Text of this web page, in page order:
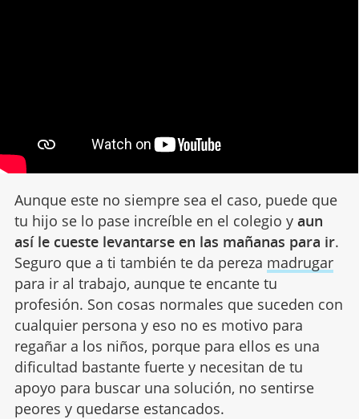
Aunque este no siempre sea el caso, puede que
tu hijo se lo pase increíble en el colegio y aun
así le cueste levantarse en las mañanas para ir.
Seguro que a ti también te da pereza madrugar
para ir al trabajo, aunque te encante tu
profesión. Son cosas normales que suceden con
cualquier persona y eso no es motivo para
regañar a los niños, porque para ellos es una
dificultad bastante fuerte y necesitan de tu
apoyo para buscar una solución, no sentirse
peores y quedarse estancados.